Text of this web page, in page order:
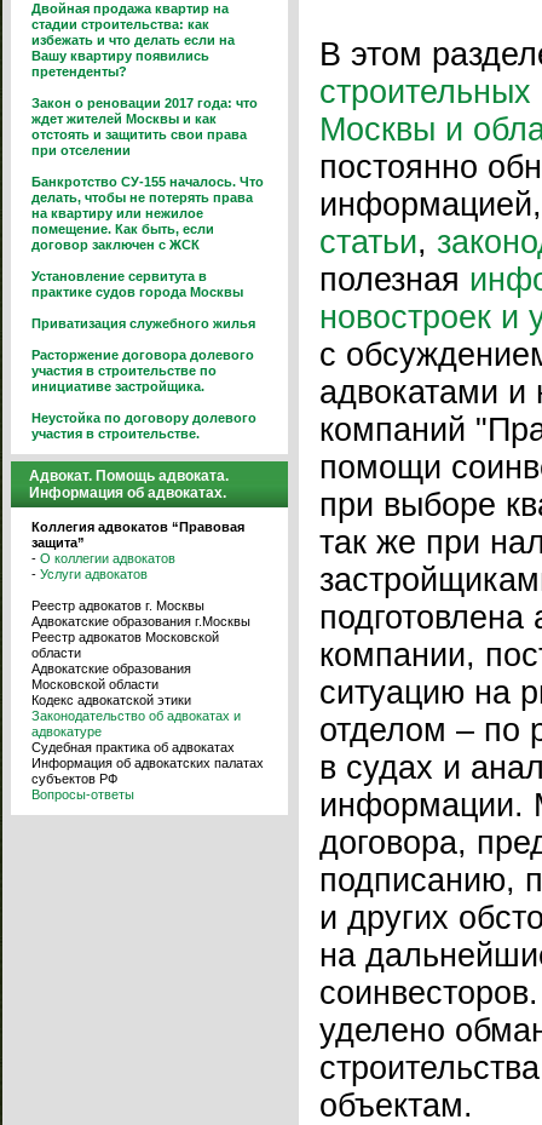
Двойная продажа квартир на
стадии строительства: как
избежать и что делать если на
Вашу квартиру появились
претенденты?
Закон о реновации 2017 года: что
ждет жителей Москвы и как
отстоять и защитить свои права
при отселении
Банкротство СУ-155 началось. Что
делать, чтобы не потерять права
на квартиру или нежилое
помещение. Как быть, если
договор заключен с ЖСК
Установление сервитута в
практике судов города Москвы
Приватизация служебного жилья
Расторжение договора долевого
участия в строительстве по
инициативе застройщика.
Неустойка по договору долевого
участия в строительстве.
Адвокат. Помощь адвоката.
Информация об адвокатах.
Коллегия адвокатов “Правовая
защита”
- О коллегии адвокатов
- Услуги адвокатов
Реестр адвокатов г. Москвы
Адвокатские образования г.Москвы
Реестр адвокатов Московской
области
Адвокатские образования
Московской области
Кодекс адвокатской этики
Законодательство об адвокатах и
адвокатуре
Судебная практика об адвокатах
Информация об адвокатских палатах
субъектов РФ
Вопросы-ответы
В этом
Москвы и
постоянно
статьи,
полезная
новостроек и
с
адвокатами и
компаний
помощи
при выборе
так же при
компании,
ситуацию на
отделом – по
в судах и
информации.
договора,
подписанию,
и других
на
уделено
объектам.